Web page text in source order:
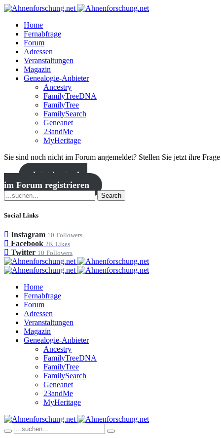
Home
Fernabfrage
Forum
Adressen
Veranstaltungen
Magazin
Genealogie-Anbieter
Ancestry
FamilyTreeDNA
FamilyTree
FamilySearch
Geneanet
23andMe
MyHeritage
Sie sind noch nicht im Forum angemeldet? Stellen Sie jetzt ihre
Jetzt kostenlos
im Forum registrieren
Search
Social Links
Instagram 10 Followers
Facebook 2K Likes
Twitter 10 Followers
Home
Fernabfrage
Forum
Adressen
Veranstaltungen
Magazin
Genealogie-Anbieter
Ancestry
FamilyTreeDNA
FamilyTree
FamilySearch
Geneanet
23andMe
MyHeritage